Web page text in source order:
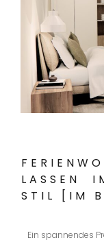
LASSEN
STIL [IM
Ein spannendes